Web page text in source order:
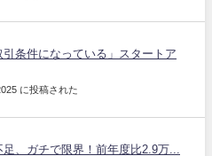
引条件になっている」スタートア
に投稿された
足、ガチで限界！前年度比2.9万...